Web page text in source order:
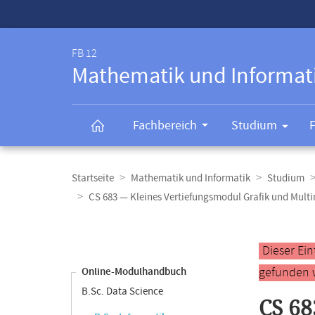
FB 12
Mathematik und
Fachbereich Studium
Navigation
Startseite Mathematik und Informatik Studium
CS 683 — Kleines Vertiefungsmodul Grafik und
Online-Modulhandbuch
B.Sc. Data Science
Hauptinhalt
Dieser
gefunden
CS